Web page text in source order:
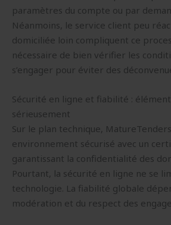
paramètres du compte ou par
Néanmoins, le service client peu
domiciliée loin compliquent ce
nécessaire de bien vérifier les
s’engager pour éviter des
Sécurité en ligne et fiabilité :
sérieusement
Sur le plan technique,
environnement sécurisé avec un
garantissant la confidentialité des
Pourtant, la sécurité en ligne ne se
technologie. La fiabilité globale
modération et du respect des